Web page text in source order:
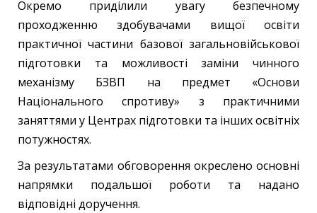
Окремо приділили увагу безпечному
проходженню здобувачами вищої освіти
практичної частини базової загальновійськової
підготовки та можливості заміни чинного
механізму БЗВП на предмет «Основи
Національного спротиву» з практичними
заняттями у Центрах підготовки та інших освітніх
потужностях.
За результатами обговорення окреслено основні
напрямки подальшої роботи та надано
відповідні доручення.